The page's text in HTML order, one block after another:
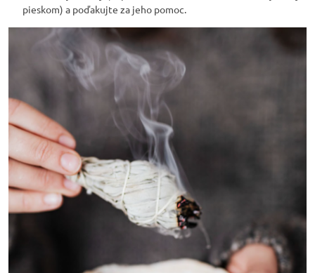
pieskom) a poďakujte za jeho pomoc.